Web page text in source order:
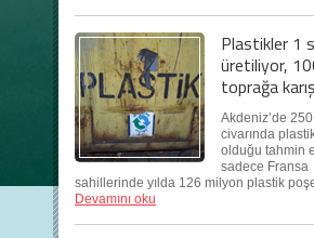
Plastikler 1
üretiliyor,
toprağa
Akdeniz’de
civarında
olduğu tahmin
sadece Fransa
sahillerinde yılda 126 milyon plastik
Devamını oku